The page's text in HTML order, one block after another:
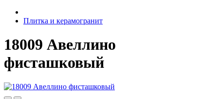
Плитка и керамогранит
18009 Авеллино
фисташковый